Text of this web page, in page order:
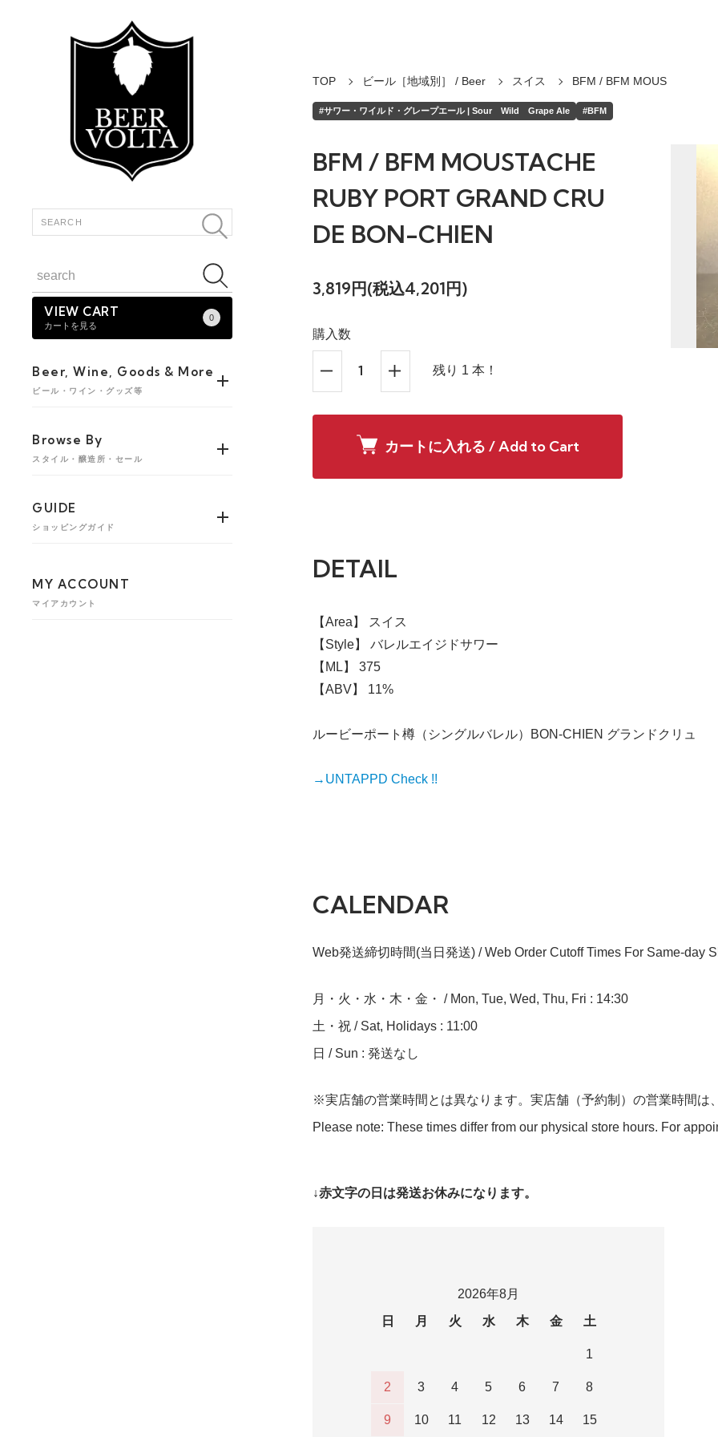
VIEW CART
カートを見る
0
Beer, Wine, Goods & More
ビール・ワイン・グッズ等
Browse By
スタイル・醸造所・セール
GUIDE
ショッピングガイド
MY ACCOUNT
マイアカウント
TOP ビール［地域別］ / Beer スイス BFM / BFM MOUS
#サワー・ワイルド・グレープエール | Sour Wild Grape Ale #BFM
BFM / BFM MOUSTACHE
RUBY PORT GRAND CRU
DE BON-CHIEN
3,819円(税込4,201円)
購入数
残り 1 本！
カートに入れる / Add to Cart
DETAIL
【Area】 スイス
【Style】 バレルエイジドサワー
【ML】 375
【ABV】 11%
ルービーポート樽（シングルバレル）BON-CHIEN グランドクリュ
→UNTAPPD Check !!
CALENDAR
Web発送締切時間(当日発送) / Web Order Cutoff Times For Same-day
月・火・水・木・金・ / Mon, Tue, Wed, Thu, Fri : 14:30
土・祝 / Sat, Holidays : 11:00
日 / Sun : 発送なし
※実店舗の営業時間とは異なります。実店舗（予約制）の営業時間は、
Please note: These times differ from our physical store hours. For
↓赤文字の日は発送お休みになります。
2026年8月
日
月 火 水 木 金 土
1
2 3 4 5 6 7 8
9 10 11 12 13 14 15